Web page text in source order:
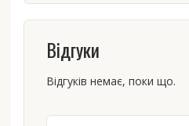
Відгуки
Відгуків немає, поки що.